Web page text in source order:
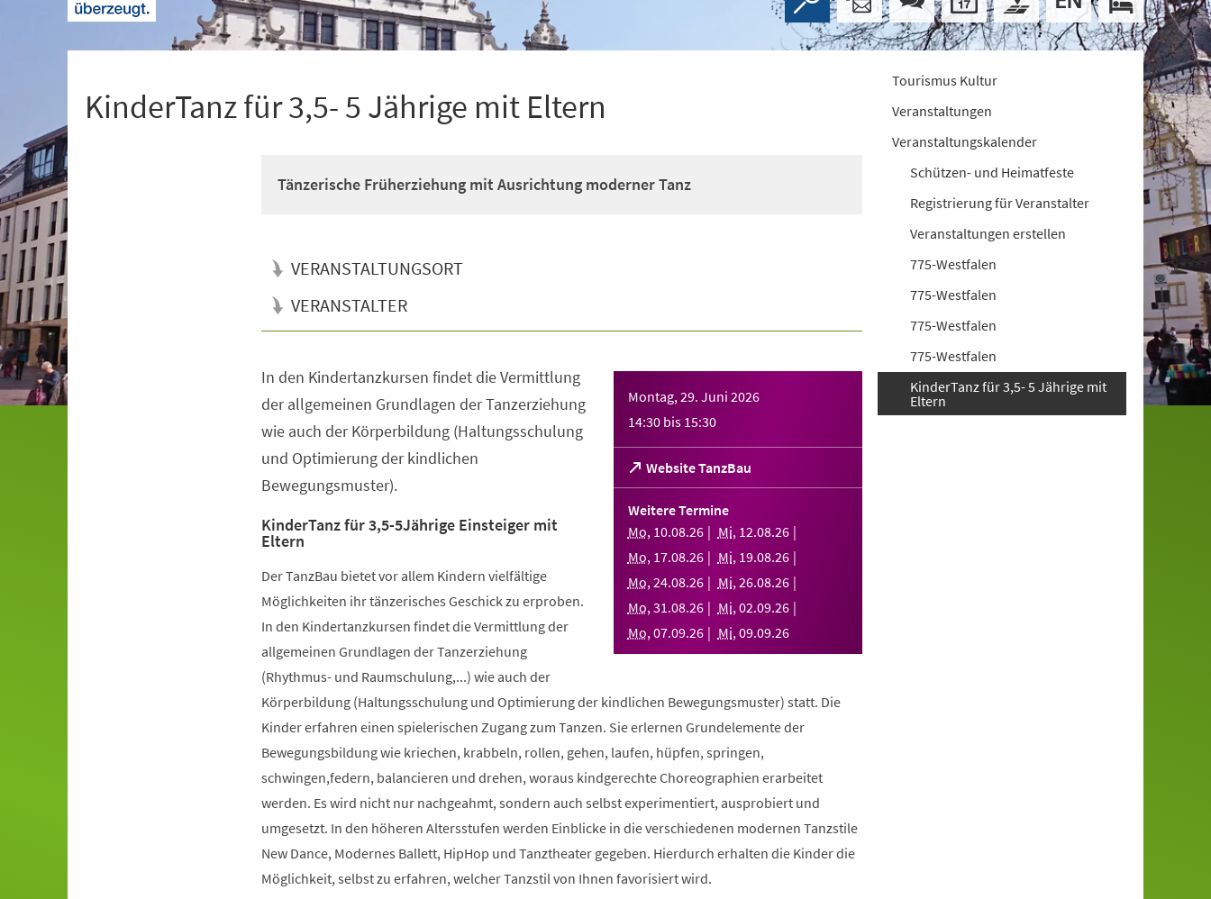
KinderTanz für 3,5- 5 Jährige mit Eltern
Tänzerische Früherziehung mit Ausrichtung moderner Tanz
VERANSTALTUNGSORT
VERANSTALTER
Montag, 29. Juni 2026
14:30 bis 15:30
Website TanzBau
(Öffnet
in
einem
Tab)
Weitere Termine
Mo, 10.08.26 Mi, 12.08.26
Mo, 17.08.26 Mi, 19.08.26
Mo,24.08.26 Mi,26.08.26
Mo,31.08.26 Mi,02.09.26
Mo,07.09.26 Mi,09.09.26
In den Kindertanzkursen findet die Vermittlung
der allgemeinen Grundlagen der Tanzerziehung
wie auch der Körperbildung (Haltungsschulung
und Optimierung der kindlichen
Bewegungsmuster).
KinderTanz für 3,5-5Jährige Einsteiger mit
Eltern
Der TanzBau bietet vor allem Kindern vielfältige
Möglichkeiten ihr tänzerisches Geschick zu erproben.
In den Kindertanzkursen findet die Vermittlung der
allgemeinen Grundlagen der Tanzerziehung
(Rhythmus- und Raumschulung,...) wie auch der
Körperbildung (Haltungsschulung und Optimierung der kindlichen Bewegungsmuster) statt. Die
Kinder erfahren einen spielerischen Zugang zum Tanzen. Sie erlernen Grundelemente der
Bewegungsbildung wie kriechen, krabbeln, rollen, gehen, laufen, hüpfen, springen,
schwingen,federn, balancieren und drehen, woraus kindgerechte Choreographien erarbeitet
werden. Es wird nicht nur nachgeahmt, sondern auch selbst experimentiert, ausprobiert und
umgesetzt. In den höheren Altersstufen werden Einblicke in die verschiedenen modernen Tanzstile
New Dance, Modernes Ballett, HipHop und Tanztheater gegeben. Hierdurch erhalten die Kinder die
Möglichkeit, selbst zu erfahren, welcher Tanzstil von Ihnen favorisiert wird.
Tourismus Kultur
Veranstaltungen
Veranstaltungskalender
Schützen- und Heimatfeste
Registrierung für Veranstalter
Veranstaltungen erstellen
775-Westfalen
775-Westfalen
775-Westfalen
775-Westfalen
KinderTanz für 3,5- 5 Jährige mit
Eltern